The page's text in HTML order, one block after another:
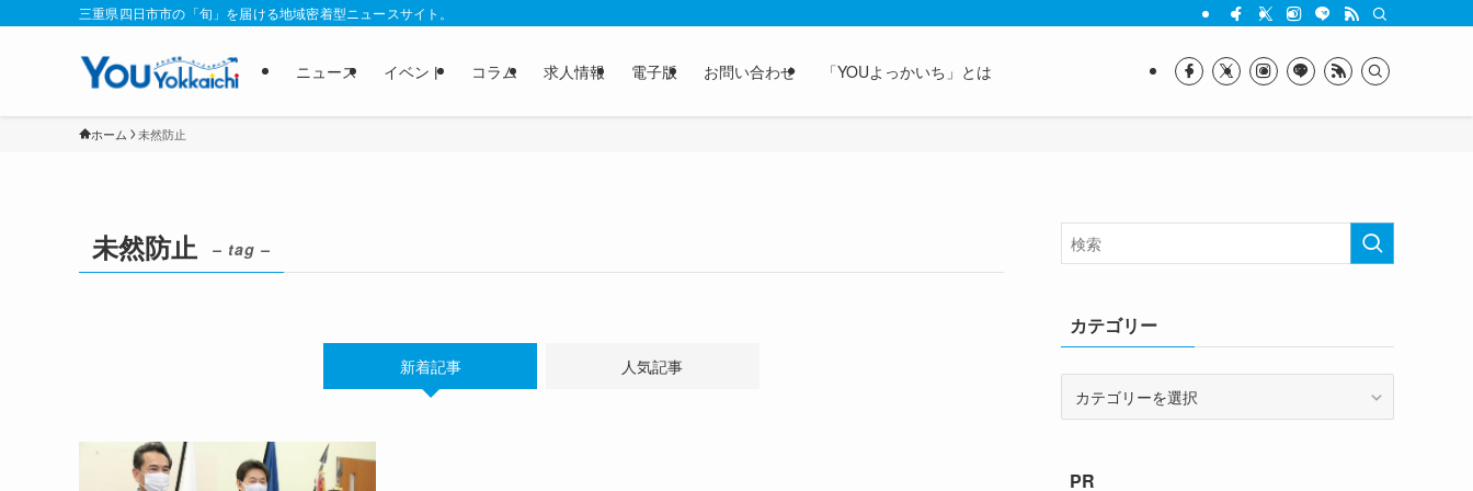
三重県四日市市の「旬」を届ける地域密着型ニュースサイト。
ニュース イベント コラム 求人情報 電子版 お問い合わせ 「YOUよっかいち」とは
ホーム 未然防止
未然防止 – tag –
新着記事 人気記事
カテゴリー
ーPR